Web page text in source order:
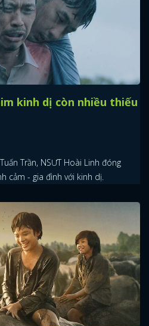
kinh dị còn nhiều thiếu
Trần, NSƯT Hoài Linh đóng
cảm - gia đình với kinh dị.